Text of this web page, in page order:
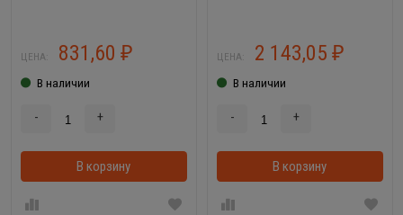
ЦЕНА: 831,60 ₽
В наличии
- +
В корзину В корзинке
ЦЕНА: 2 143,05 ₽
В наличии
- +
В корзину